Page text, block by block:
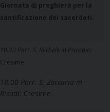
Giornata di preghiera per la
santificazione dei sacerdoti.
10.30 Parr. S. Michele in Piscopio:
Cresime
18.00 Parr. S. Zaccaria in
Ricadi: Cresime